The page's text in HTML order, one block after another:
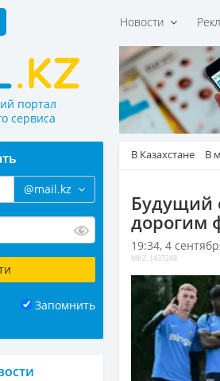
Новости
портал
сервиса
В Казахстане В
Будущий
дорогим
19:34, 4
MKZ: 1437248
@mail.kz
Запомнить